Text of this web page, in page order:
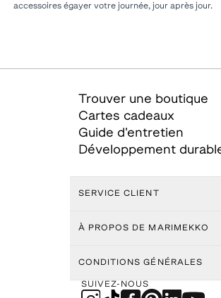
accessoires égayer votre journée, jour après jour.
Trouver une boutique
Cartes cadeaux
Guide d'entretien
Développement
SERVICE CLIENT
À PROPOS DE MARIMEKKO
CONDITIONS GÉNÉRALES
SUIVEZ-NOUS